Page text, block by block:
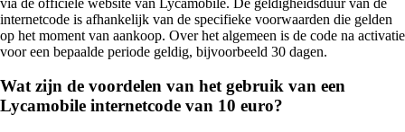
internetcode is afhankelijk van de specifieke voorwaarden die gelden
op het moment van aankoop. Over het algemeen is de code na activatie
voor een bepaalde periode geldig, bijvoorbeeld 30 dagen.
Wat zijn de voordelen van het gebruik van een
Lycamobile internetcode van 10 euro?